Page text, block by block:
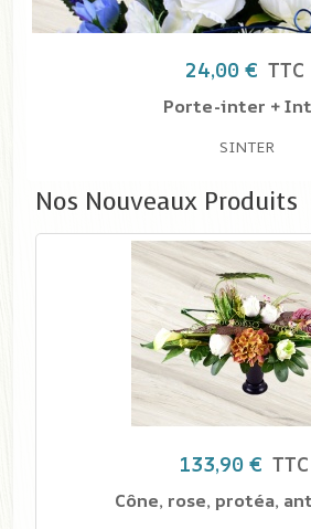
Nos Nouveaux Produits
133,90 € TTC
Cône, rose, protéa,